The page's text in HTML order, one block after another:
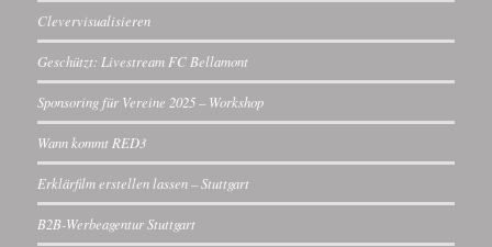
Clevervisualisieren
Geschützt: Livestream FC Bellamont
Sponsoring für Vereine 2025 – Workshop
Wann kommt RED3
Erklärfilm erstellen lassen – Stuttgart
B2B-Werbeagentur Stuttgart